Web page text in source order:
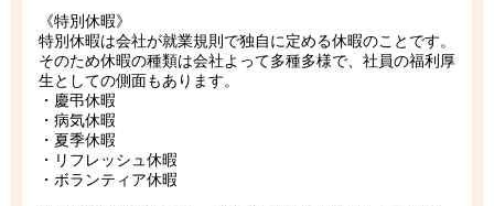
《特別休暇》
特別休暇は会社が就業規則で独自に定める休暇のことです。
そのため休暇の種類は会社よって多種多様で、社員の福利厚
生としての側面もあります。
・慶弔休暇
・病気休暇
・夏季休暇
・リフレッシュ休暇
・ボランティア休暇